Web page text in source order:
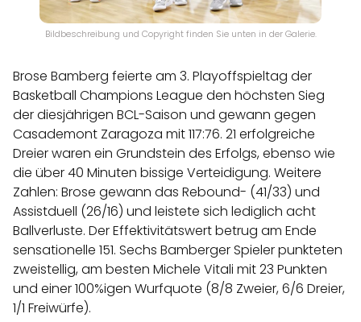
Bildbeschreibung und Copyright finden Sie unten in der Galerie.
Brose Bamberg feierte am 3. Playoffspieltag der
Basketball Champions League den höchsten Sieg
der diesjährigen BCL-Saison und gewann gegen
Casademont Zaragoza mit 117:76. 21 erfolgreiche
Dreier waren ein Grundstein des Erfolgs, ebenso wie
die über 40 Minuten bissige Verteidigung. Weitere
Zahlen: Brose gewann das Rebound- (41/33) und
Assistduell (26/16) und leistete sich lediglich acht
Ballverluste. Der Effektivitätswert betrug am Ende
sensationelle 151. Sechs Bamberger Spieler punkteten
zweistellig, am besten Michele Vitali mit 23 Punkten
und einer 100%igen Wurfquote (8/8 Zweier, 6/6 Dreier,
1/1 Freiwürfe).